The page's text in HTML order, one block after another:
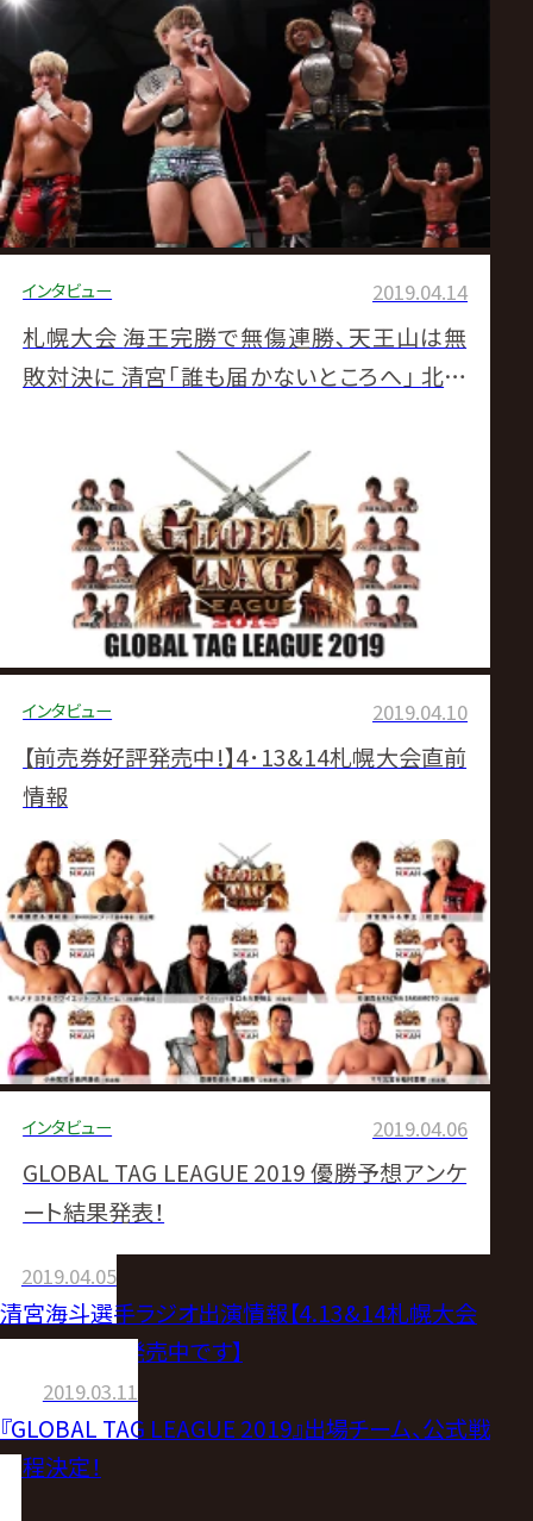
インタビュー 2019.04.14
札幌大会 海王完勝で無傷連勝､天王山は無
敗対決に 清宮｢誰も届かないところへ｣ 北海
インタビュー 2019.04.10
【前売券好評発売中!】4･13&14札幌大会直前
情報
インタビュー 2019.04.06
GLOBAL TAG LEAGUE 2019 優勝予想アンケ
ート結果発表！
2019.04.05
清宮海斗選手ラジオ出演情報【4.13&14札幌大会
チケット好評発売中です】
2019.03.11
『GLOBAL TAG LEAGUE 2019』出場チーム、公式戦
日程決定！